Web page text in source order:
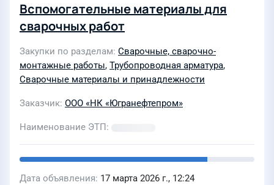
Вспомогательные материалы для
сварочных работ
Закупки по разделам Сварочные, сварочно-
монтажные работы, Трубопроводная арматура,
Сварочные материалы и принадлежности
Заказчик ООО «НК «Югранефтепром»
Наименование ЭТП
Дата объявления 17 марта 2026 г., 12:24